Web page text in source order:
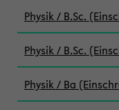
Physik / B.Sc.
Physik / B.Sc.
Physik / Ba